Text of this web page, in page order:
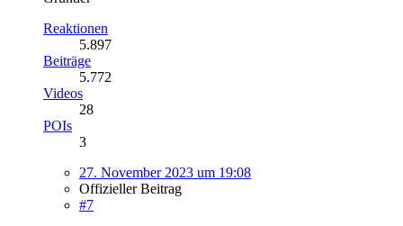
Reaktionen
5.897
Beiträge
5.772
Videos
28
POIs
3
27. November 2023 um 19:08
Offizieller Beitrag
#7